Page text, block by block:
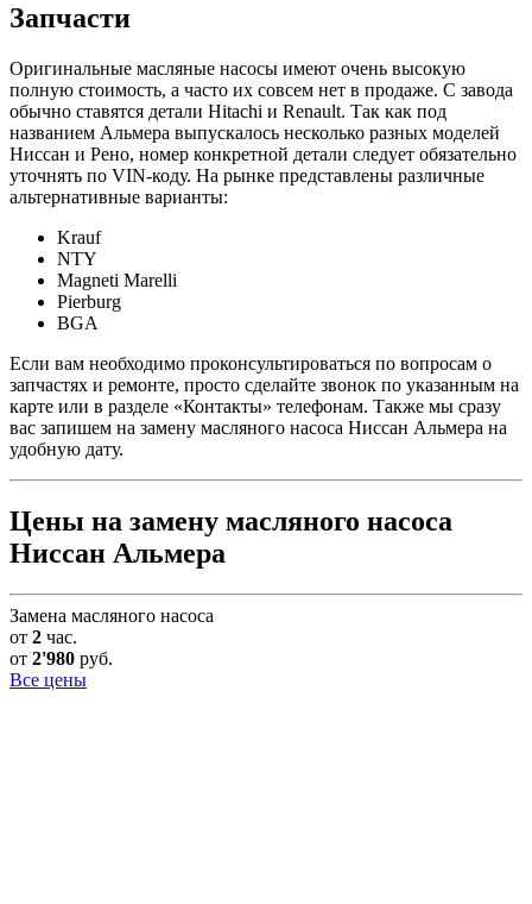
Запчасти
Оригинальные масляные насосы имеют очень высокую
полную стоимость, а часто их совсем нет в продаже. С завода
обычно ставятся детали Hitachi и Renault. Так как под
названием Альмера выпускалось несколько разных моделей
Ниссан и Рено, номер конкретной детали следует обязательно
уточнять по VIN-коду. На рынке представлены различные
альтернативные варианты:
Krauf
NTY
Magneti Marelli
Pierburg
BGA
Если вам необходимо проконсультироваться по вопросам о
запчастях и ремонте, просто сделайте звонок по указанным на
карте или в разделе «Контакты» телефонам. Также мы сразу
вас запишем на замену масляного насоса Ниссан Альмера на
удобную дату.
Цены на замену масляного насоса
Ниссан Альмера
Замена масляного насоса
от 2 час.
от 2'980 руб.
Все цены